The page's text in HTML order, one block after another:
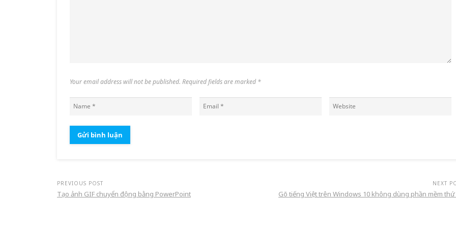
Your email address will not be published. Required fields are marked *
PREVIOUS POST
Tạo ảnh GIF chuyển động bằng PowerPoint
NEXT
Gõ tiếng Việt trên Windows 10 không dùng phần mềm thứ